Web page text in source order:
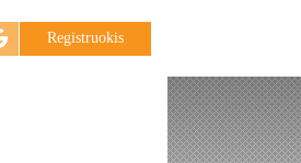
Registruokis